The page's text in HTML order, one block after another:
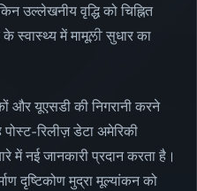
उल्लेखनीय वृद्धि को चिह्नित
स्वास्थ्य में मामूਲੀ सुधार का
और यूएसडी की निगरानी करने
पोस्ट-रिलीज़ डेटा अमेरिकी
में नई जानकारी प्रदान करता है।
दृष्टिकोण मुद्रा मूल्यांकन को